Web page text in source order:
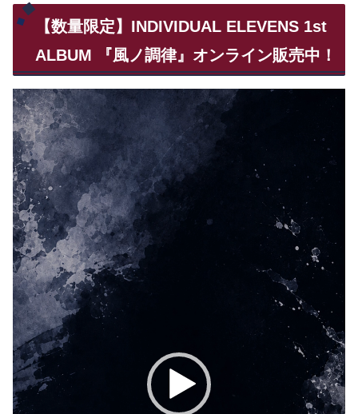
【数量限定】INDIVIDUAL ELEVENS 1st
ALBUM 『風ノ調律』オンライン販売中！
動
画
プ
レ
ー
ヤ
ー